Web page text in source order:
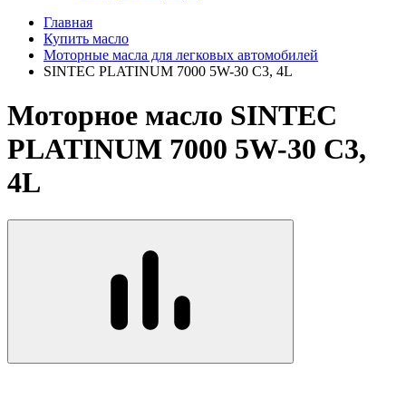
Главная
Купить масло
Моторные масла для легковых автомобилей
SINTEC PLATINUM 7000 5W-30 C3, 4L
Моторное масло SINTEC
PLATINUM 7000 5W-30 C3,
4L